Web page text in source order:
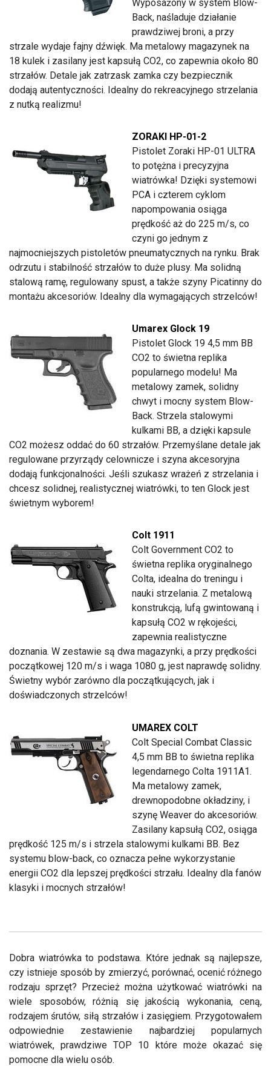
Wyposażony w system Blow-
Back, naśladuje działanie
prawdziwej broni, a przy
strzale wydaje fajny dźwięk. Ma metalowy magazynek na
18 kulek i zasilany jest kapsułą CO2, co zapewnia około 80
strzałów. Detale jak zatrzask zamka czy bezpiecznik
dodają autentyczności. Idealny do rekreacyjnego strzelania
z nutką realizmu!
ZORAKI HP-01-2
Pistolet Zoraki HP-01 ULTRA
to potężna i precyzyjna
wiatrówka! Dzięki systemowi
PCA i czterem cyklom
napompowania osiąga
prędkość aż do 225 m/s, co
czyni go jednym z
najmocniejszych pistoletów pneumatycznych na rynku. Brak
odrzutu i stabilność strzałów to duże plusy. Ma solidną
stalową ramę, regulowany spust, a także szyny Picatinny do
montażu akcesoriów. Idealny dla wymagających strzelców!
Umarex Glock 19
Pistolet Glock 19 4,5 mm BB
CO2 to świetna replika
popularnego modelu! Ma
metalowy zamek, solidny
chwyt i mocny system Blow-
Back. Strzela stalowymi
kulkami BB, a dzięki kapsule
CO2 możesz oddać do 60 strzałów. Przemyślane detale jak
regulowane przyrządy celownicze i szyna akcesoryjna
dodają funkcjonalności. Jeśli szukasz wrażeń z strzelania i
chcesz solidnej, realistycznej wiatrówki, to ten Glock jest
świetnym wyborem!
Colt 1911
Colt Government CO2 to
świetna replika oryginalnego
Colta, idealna do treningu i
nauki strzelania. Z metalową
konstrukcją, lufą gwintowaną i
kapsułą CO2 w rękojeści,
zapewnia realistyczne
doznania. W zestawie są dwa magazynki, a przy prędkości
początkowej 120 m/s i waga 1080 g, jest naprawdę solidny.
Świetny wybór zarówno dla początkujących, jak i
doświadczonych strzelców!
UMAREX COLT
Colt Special Combat Classic
4,5 mm BB to świetna replika
legendarnego Colta 1911A1.
Ma metalowy zamek,
drewnopodobne okładziny, i
szynę Weaver do akcesoriów.
Zasilany kapsułą CO2, osiąga
prędkość 125 m/s i strzela stalowymi kulkami BB. Bez
systemu blow-back, co oznacza pełne wykorzystanie
energii CO2 dla lepszej prędkości strzału. Idealny dla fanów
klasyki i mocnych strzałów!
Dobra wiatrówka to podstawa. Które jednak są najlepsze,
czy istnieje sposób by zmierzyć, porównać, ocenić różnego
rodzaju sprzęt? Przecież można użytkować wiatrówki na
wiele sposobów, różnią się jakością wykonania, ceną,
rodzajem śrutów, siłą strzałów i zasięgiem. Przygotowałem
odpowiednie zestawienie najbardziej popularnych
wiatrówek, prawdziwe TOP 10 które może okazać się
pomocne dla wielu osób.